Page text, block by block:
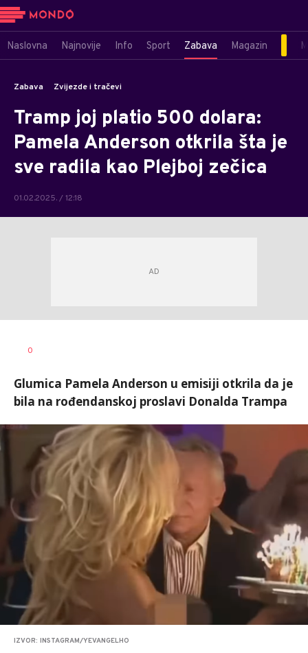
Naslovna Najnovije Info Sport Zabava Magazin
Zabava Zvijezde i tračevi
Tramp joj platio 500 dolara:
Pamela Anderson otkrila šta je
sve radila kao Plejboj zečica
01.02.2025. / 12:18
AUTOR
0
Glumica Pamela Anderson u emisiji otkrila da je
bila na rođendanskoj proslavi Donalda Trampa
IZVOR: INSTAGRAM/YEVANGELHO